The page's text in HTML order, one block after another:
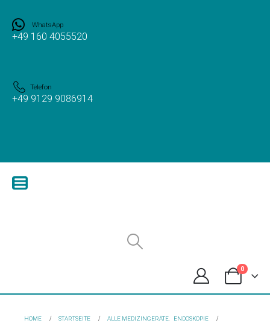
WhatsApp
+49 160 4055520
Telefon
+49 9129 9086914
0
HOME STARTSEITE ALLE MEDIZINGERÄTE
ENDOSKOPIE